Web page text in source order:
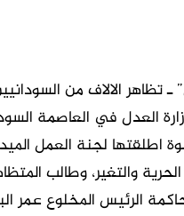
تظاهر الالاف من
العدل في العاصمة
اطلقتها لجنة العمل
والتغير، وطالب
الرئيس المخلوع عمر